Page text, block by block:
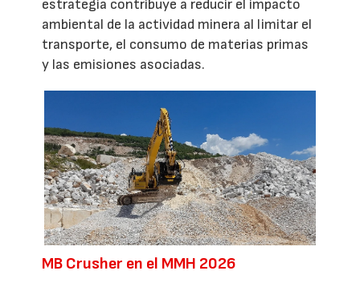
estrategia contribuye a reducir el impacto
ambiental de la actividad minera al limitar el
transporte, el consumo de materias primas
y las emisiones asociadas.
MB Crusher en el MMH 2026